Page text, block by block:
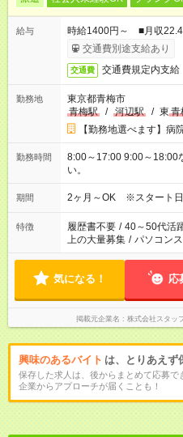
給与
時給1400円～ ■月収22.4
交通費別途支給あり
交通費 交通費規定内支給
勤務地
東京都青梅市
青梅駅
/ 河辺駅 / 東 青
【勤務地選べます】病
勤務時間
8:00～17:00 9:00～18:00
い。
期間 2ヶ月～OK ※スタート日
特徴 履歴書不要 / 40～50代活
上の大量募集 / パソコン
気になる！ 応
掲載元企業名 株式会社スタッ
興味のあるバイト は、とりあえず
保存した求人は、後からまとめて応募で
企業からアプローチが届くことも！